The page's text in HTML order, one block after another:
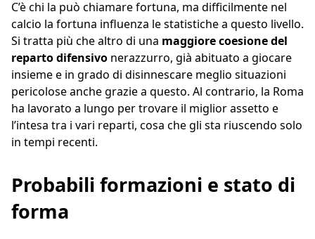
C’è chi la può chiamare fortuna, ma difficilmente nel
calcio la fortuna influenza le statistiche a questo livello.
Si tratta più che altro di una maggiore coesione del
reparto difensivo nerazzurro, già abituato a giocare
insieme e in grado di disinnescare meglio situazioni
pericolose anche grazie a questo. Al contrario, la Roma
ha lavorato a lungo per trovare il miglior assetto e
l’intesa tra i vari reparti, cosa che gli sta riuscendo solo
in tempi recenti.
Probabili formazioni e stato di
forma